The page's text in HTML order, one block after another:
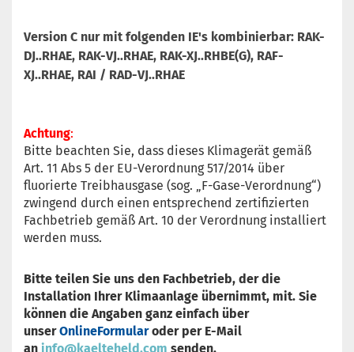
Version C nur mit folgenden IE's kombinierbar: RAK-
DJ..RHAE, RAK-VJ..RHAE, RAK-XJ..RHBE(G), RAF-
XJ..RHAE, RAI / RAD-VJ..RHAE
Achtung:
Bitte beachten Sie, dass dieses Klimagerät gemäß
Art. 11 Abs 5 der EU-Verordnung 517/2014 über
fluorierte Treibhausgase (sog. „F-Gase-Verordnung“)
zwingend durch einen entsprechend zertifizierten
Fachbetrieb gemäß Art. 10 der Verordnung installiert
werden muss.
Bitte teilen Sie uns den Fachbetrieb, der die
Installation Ihrer Klimaanlage übernimmt, mit. Sie
können die Angaben ganz einfach über
unserOnlineFormularoder per E-Mail
an info@kaelteheld.com senden.